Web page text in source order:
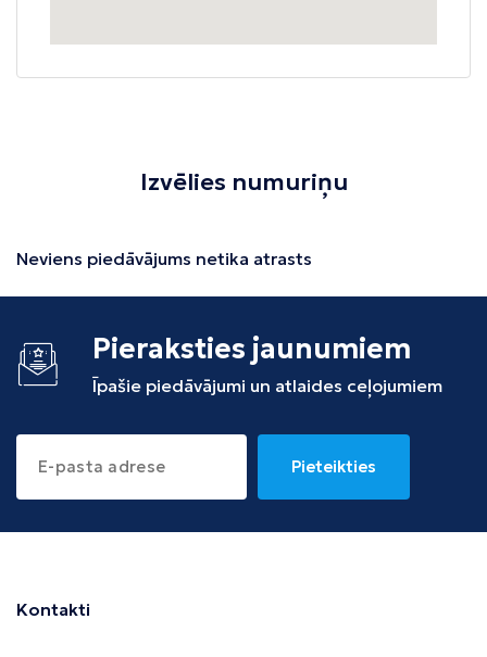
Izvēlies numuriņu
Neviens piedāvājums netika atrasts
Pieraksties jaunumiem
Īpašie piedāvājumi un atlaides ceļojumiem
Pieteikties
Kontakti